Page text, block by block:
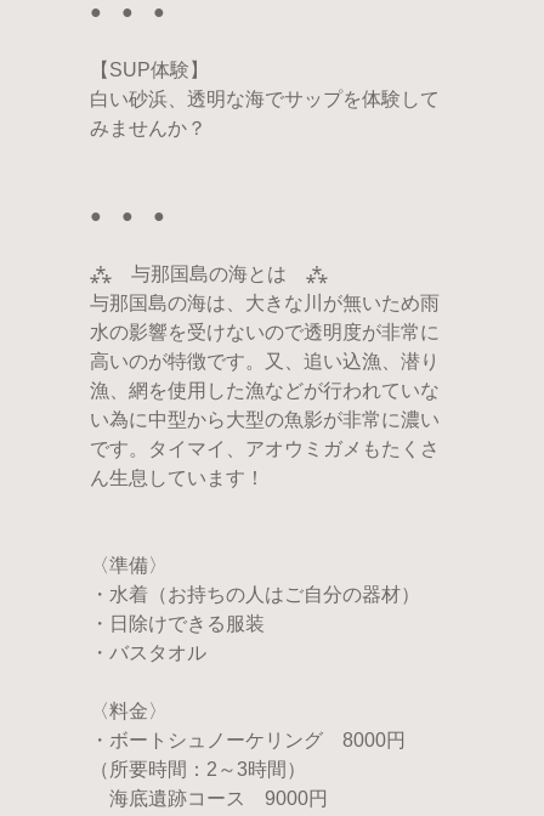
● ● ●
【SUP体験】
白い砂浜、透明な海でサップを体験して
みませんか？
● ● ●
⁂ 与那国島の海とは ⁂
与那国島の海は、大きな川が無いため雨
水の影響を受けないので透明度が非常に
高いのが特徴です。又、追い込漁、潜り
漁、網を使用した漁などが行われていな
い為に中型から大型の魚影が非常に濃い
です。タイマイ、アオウミガメもたくさ
ん生息しています！
〈準備〉
・水着（お持ちの人はご自分の器材）
・日除けできる服装
・バスタオル
〈料金〉
・ボートシュノーケリング 8000円
（所要時間：2～3時間）
海底遺跡コース 9000円